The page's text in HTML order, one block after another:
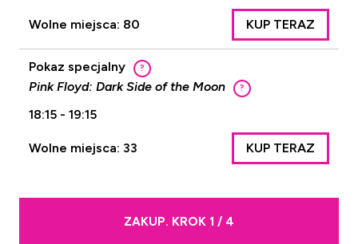
Wolne miejsca: 80 KUP TERAZ
Pokaz specjalny ?
Pink Floyd: Dark Side of the Moon ?
18:15 - 19:15
Wolne miejsca: 33 KUP TERAZ
ZAKUP. KROK 1 / 4